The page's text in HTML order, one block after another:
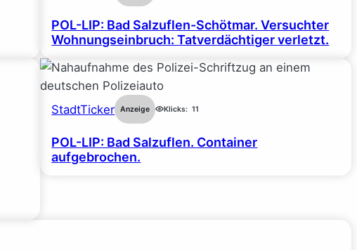
POL-LIP: Bad Salzuflen-Schötmar. Versuchter
Wohnungseinbruch: Tatverdächtiger verletzt.
StadtTicker Anzeige Klicks: 11
POL-LIP: Bad Salzuflen. Container
aufgebrochen.